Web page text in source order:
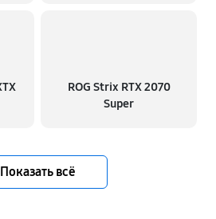
ROG Strix RTX 2070
Super
Показать всё